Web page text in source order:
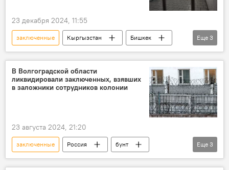
23 декабря 2024, 11:55
заключенные Кыргызстан
Бишкек
голодовка
СИЗО
Служба исполнения наказаний
Еще 3
В Волгоградской области
ликвидировали заключенных, взявших
в заложники сотрудников колонии
23 августа 2024, 21:20
заключенные Россия
бунт
колония
ликвидация
Еще 3